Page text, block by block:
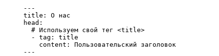
---
title : О нас
head :
# Используем свой тег <title>
- tag : title
content : Пользовательский заголовок
---